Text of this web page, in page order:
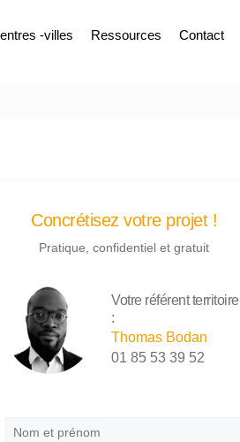
-villes Ressources Contact
Concrétisez votre projet !
Pratique, confidentiel et gratuit
Votre référent territoire
:
Thomas Bodan
01 85 53 39 52
Nom